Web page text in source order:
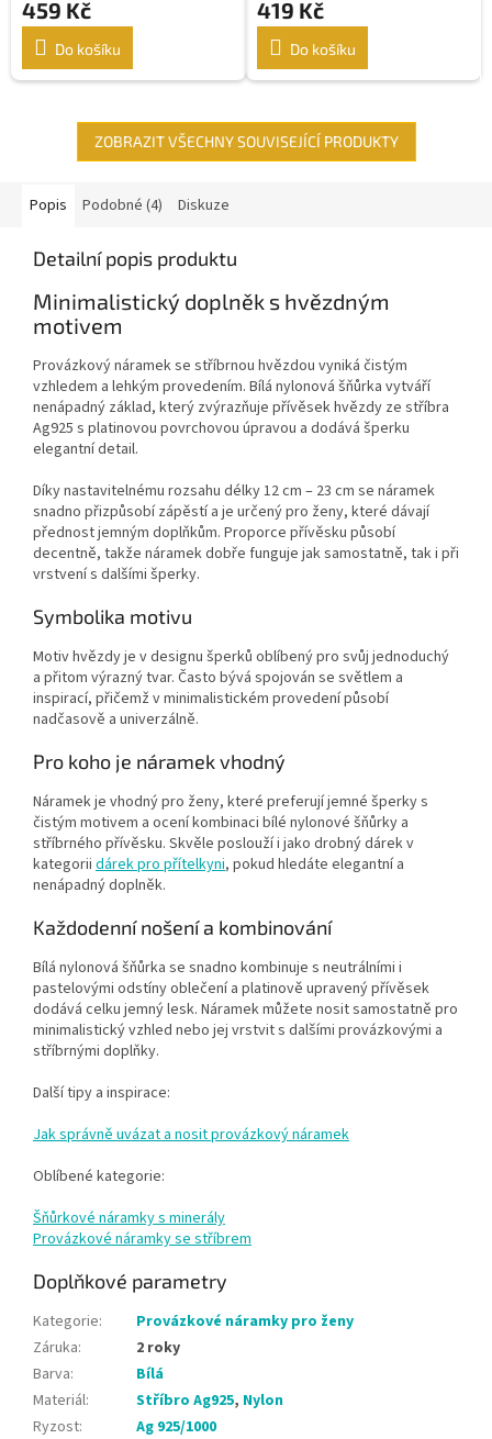
459 Kč
Do košíku
419 Kč
Do košíku
ZOBRAZIT VŠECHNY SOUVISEJÍCÍ PRODUKTY
Popis Podobné (4) Diskuze
Detailní popis produktu
Minimalistický doplněk s hvězdným
motivem
Provázkový náramek se stříbrnou hvězdou vyniká čistým
vzhledem a lehkým provedením. Bílá nylonová šňůrka vytváří
nenápadný základ, který zvýrazňuje přívěsek hvězdy ze stříbra
Ag925 s platinovou povrchovou úpravou a dodává šperku
elegantní detail.
Díky nastavitelnému rozsahu délky 12 cm – 23 cm se náramek
snadno přizpůsobí zápěstí a je určený pro ženy, které dávají
přednost jemným doplňkům. Proporce přívěsku působí
decentně, takže náramek dobře funguje jak samostatně, tak i při
vrstvení s dalšími šperky.
Symbolika motivu
Motiv hvězdy je v designu šperků oblíbený pro svůj jednoduchý
a přitom výrazný tvar. Často bývá spojován se světlem a
inspirací, přičemž v minimalistickém provedení působí
nadčasově a univerzálně.
Pro koho je náramek vhodný
Náramek je vhodný pro ženy, které preferují jemné šperky s
čistým motivem a ocení kombinaci bílé nylonové šňůrky a
stříbrného přívěsku. Skvěle poslouží i jako drobný dárek v
kategorii dárek pro přítelkyni, pokud hledáte elegantní a
nenápadný doplněk.
Každodenní nošení a kombinování
Bílá nylonová šňůrka se snadno kombinuje s neutrálními i
pastelovými odstíny oblečení a platinově upravený přívěsek
dodává celku jemný lesk. Náramek můžete nosit samostatně pro
minimalistický vzhled nebo jej vrstvit s dalšími provázkovými a
stříbrnými doplňky.
Další tipy a inspirace:
Jak správně uvázat a nosit provázkový náramek
Oblíbené kategorie:
Šňůrkové náramky s minerály
Provázkové náramky se stříbrem
Doplňkové parametry
Kategorie:
Provázkové náramky pro ženy
Záruka:
2 roky
Barva:
Bílá
Materiál: Stříbro Ag925, Nylon
Ryzost:
Ag 925/1000